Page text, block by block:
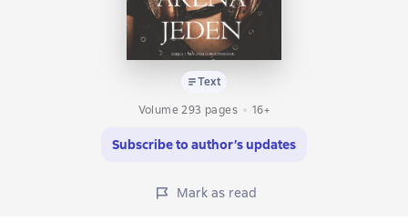
Text
Volume 293 pages
16+
Subscribe to author’s updates
Mark as read